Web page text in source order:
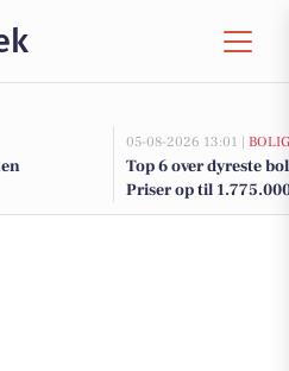
05-08-2026 13:01 |
Top 6 over dyreste
Priser op til